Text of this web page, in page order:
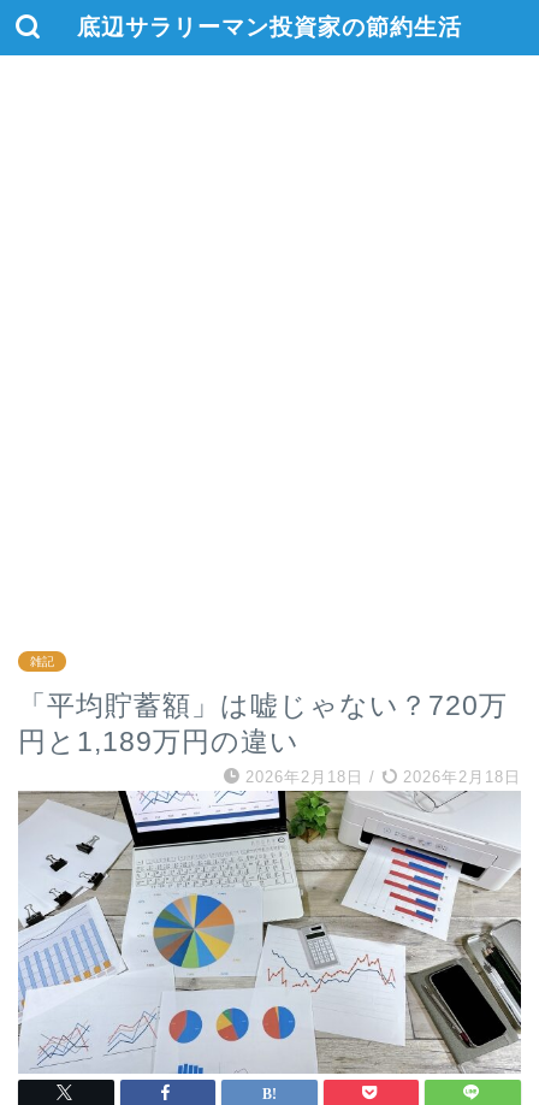
底辺サラリーマン投資家の節約生活
雑記
「平均貯蓄額」は嘘じゃない？720万
円と1,189万円の違い
2026年2月18日 / 2026年2月18日